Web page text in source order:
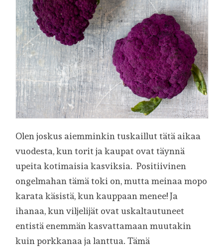
Olen joskus aiemminkin tuskaillut tätä aikaa
vuodesta, kun torit ja kaupat ovat täynnä
upeita kotimaisia kasviksia. Positiivinen
ongelmahan tämä toki on, mutta meinaa mopo
karata käsistä, kun kauppaan menee! Ja
ihanaa, kun viljelijät ovat uskaltautuneet
entistä enemmän kasvattamaan muutakin
kuin porkkanaa ja lanttua. Tämä